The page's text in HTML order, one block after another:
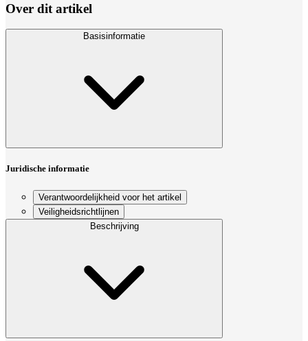
Over dit artikel
Basisinformatie
Juridische informatie
Verantwoordelijkheid voor het artikel
Veiligheidsrichtlijnen
Beschrijving